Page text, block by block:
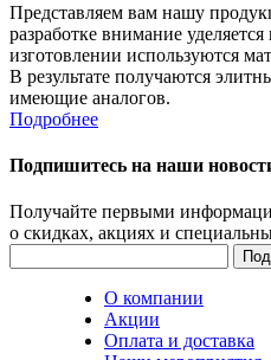
Представляем вам нашу
разработке внимание
изготовлении используются
В результате получаются
имеющие аналогов.
Подробнее
Подпишитесь на наши
Получайте первыми
о скидках, акциях и
О компании
Акции
Оплата и доставка